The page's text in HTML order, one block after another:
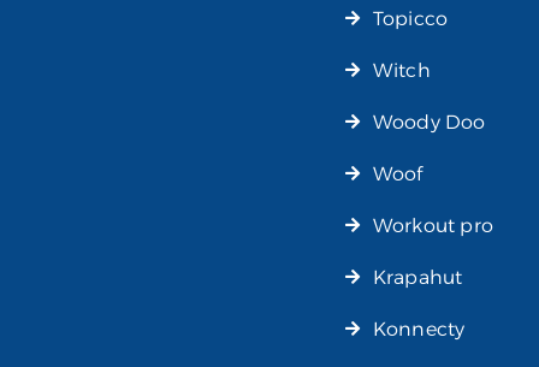
Topicco
Witch
Woody Doo
Woof
Workout pro
Krapahut
Konnecty